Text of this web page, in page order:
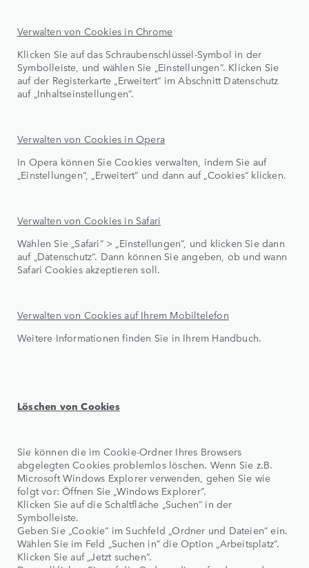
Verwalten von Cookies in Chrome
Klicken Sie auf das Schraubenschlüssel-Symbol in der
Symbolleiste, und wählen Sie „Einstellungen“. Klicken Sie
auf der Registerkarte „Erweitert“ im Abschnitt Datenschutz
auf „Inhaltseinstellungen“.
Verwalten von Cookies in Opera
In Opera können Sie Cookies verwalten, indem Sie auf
„Einstellungen“, „Erweitert“ und dann auf „Cookies“ klicken.
Verwalten von Cookies in Safari
Wählen Sie „Safari“ > „Einstellungen“, und klicken Sie dann
auf „Datenschutz“. Dann können Sie angeben, ob und wann
Safari Cookies akzeptieren soll.
Verwalten von Cookies auf Ihrem Mobiltelefon
Weitere Informationen finden Sie in Ihrem Handbuch.
Löschen von Cookies
Sie können die im Cookie-Ordner Ihres Browsers
abgelegten Cookies problemlos löschen. Wenn Sie z.B.
Microsoft Windows Explorer verwenden, gehen Sie wie
folgt vor: Öffnen Sie „Windows Explorer“.
Klicken Sie auf die Schaltfläche „Suchen“ in der
Symbolleiste.
Geben Sie „Cookie“ im Suchfeld „Ordner und Dateien“ ein.
Wählen Sie im Feld „Suchen in“ die Option „Arbeitsplatz“.
Klicken Sie auf „Jetzt suchen“.